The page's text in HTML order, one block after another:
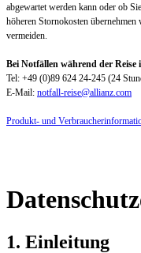
abgewartet werden kann oder ob
höheren Stornokosten
vermeiden.
Bei Notfällen während der
Tel: +49 (0)89 624 24-245 (24
E-Mail: notfall-reise@allianz.com
Produkt- und
1. Einleitung